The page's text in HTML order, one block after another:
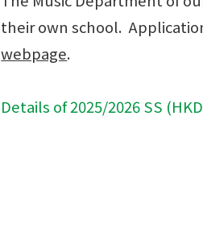
their own school.
webpage.
Details of 2025/2026 SS